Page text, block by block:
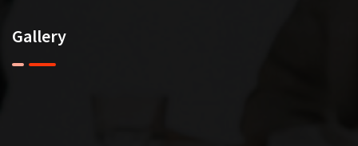
Gallery